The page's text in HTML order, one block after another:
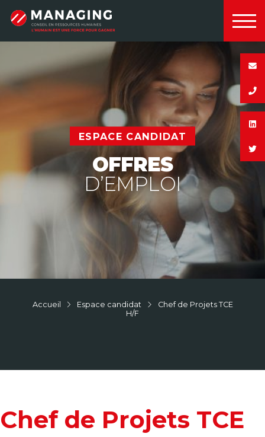
Managing
ESPACE CANDIDAT
OFFRES
D’EMPLOI
Accueil Espace candidat
Chef de Projets TCE
H/F
Chef de Projets TCE